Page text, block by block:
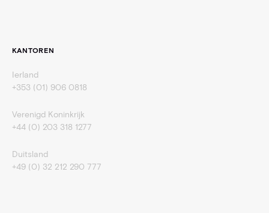
KANTOREN
Ierland
+353 (01) 906 0818
Verenigd Koninkrijk
+44 (0) 203 318 1277
Duitsland
+49 (0) 32 212 290 777